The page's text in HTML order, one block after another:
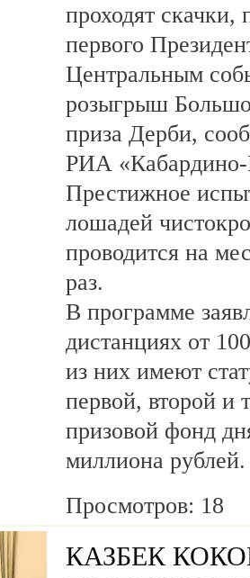
проходят
первого
Центральным
розыгрыш
приза Дерби,
РИА «Кабардино-
Престижное
лошадей
проводится на
раз.
В программе
дистанциях от
из них имеют
первой, второй и
призовой фонд
миллиона рублей.
Просмотров: 18
КАЗБЕК